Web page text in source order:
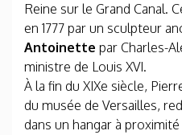
Reine sur le Grand Canal.
en 1777 par un sculpteur
Antoinette par Charles-
ministre de Louis XVI.
À la fin du XIXe siècle,
du musée de Versailles,
dans un hangar à